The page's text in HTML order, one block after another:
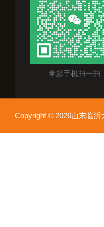
拿起手机扫一扫
Copyright © 2026山东临